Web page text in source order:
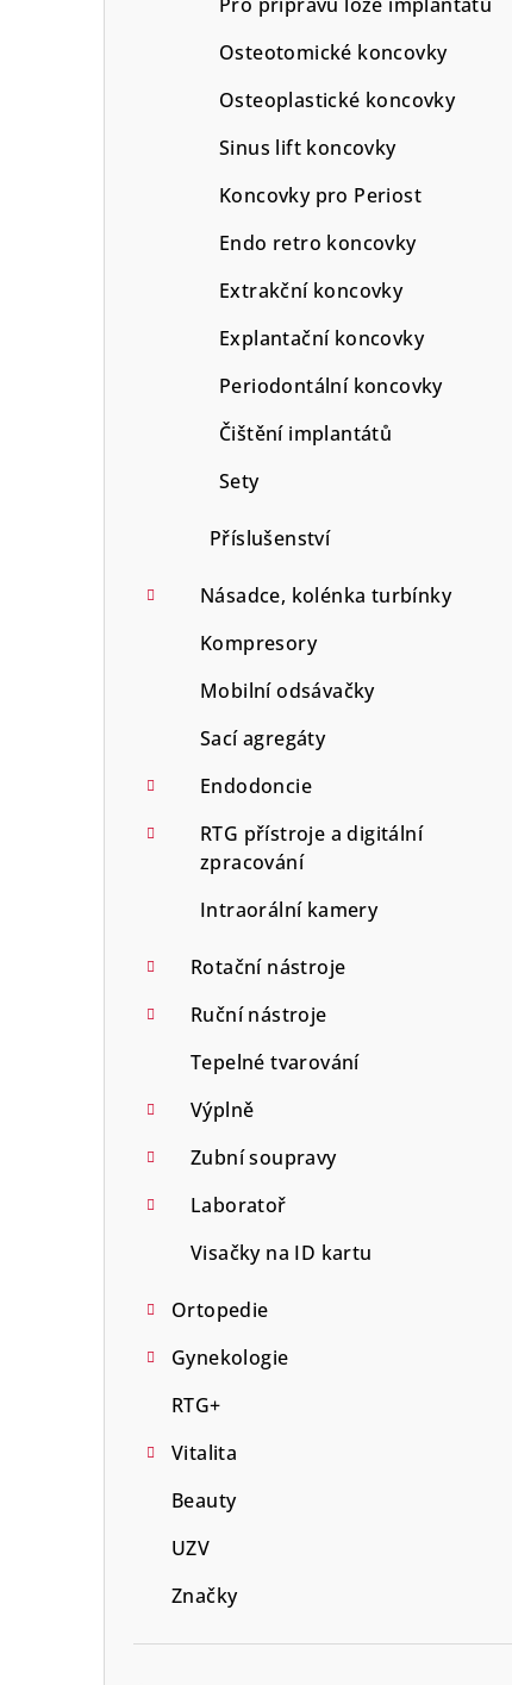
Osteotomické koncovky
Osteoplastické koncovky
Sinus lift koncovky
Koncovky pro Periost
Endo retro koncovky
Extrakční koncovky
Explantační koncovky
Periodontální koncovky
Čištění implantátů
Sety
Příslušenství
Násadce, kolénka turbínky
Kompresory
Mobilní odsávačky
Sací agregáty
Endodoncie
RTG přístroje a digitální
zpracování
Intraorální kamery
Rotační nástroje
Ruční nástroje
Tepelné tvarování
Výplně
Zubní soupravy
Laboratoř
Visačky na ID kartu
Ortopedie
Gynekologie
RTG+
Vitalita
Beauty
UZV
Značky